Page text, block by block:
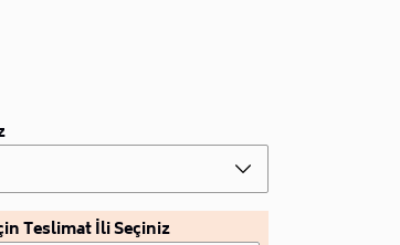
Teslimat İli Seçiniz